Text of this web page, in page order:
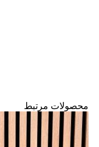
محصولات مرتبط